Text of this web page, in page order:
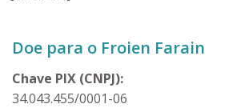
Doe para o Froien Farain
Chave PIX (CNPJ):
34.043.455/0001-06